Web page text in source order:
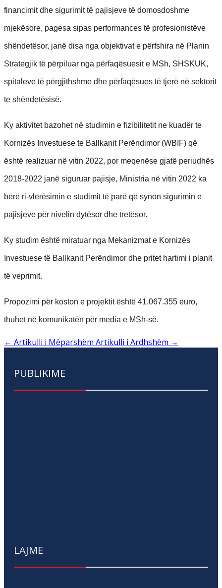
financimit dhe sigurimit të pajisjeve të domosdoshme
mjekësore, pagesa sipas performances të profesionistëve
shëndetësor, janë disa nga objektivat e përfshira në Planin
Strategjik të përpiluar nga përfaqësuesit e MSh, SHSKUK,
spitaleve të përgjithshme dhe përfaqësues të tjerë në sektorit
te shëndetësisë.
Ky aktivitet bazohet në studimin e fizibilitetit ne kuadër te
Kornizës Investuese te Ballkanit Perëndimor (WBIF) që
është realizuar në vitin 2022, por meqenëse gjatë periudhës
2018-2022 janë siguruar pajisje, Ministria në vitin 2022 ka
bërë ri-vlerësimin e studimit të parë që synon sigurimin e
pajisjeve për nivelin dytësor dhe tretësor.
Ky studim është miratuar nga Mekanizmat e Kornizës
Investuese të Ballkanit Perëndimor dhe pritet hartimi i planit
të veprimit.
Propozimi për koston e projektit është 41.067.355 euro,
thuhet në komunikatën për media e MSh-së.
← Artikulli i Mëparshëm Artikulli i Ardhshëm →
PUBLIKIME
LAJME